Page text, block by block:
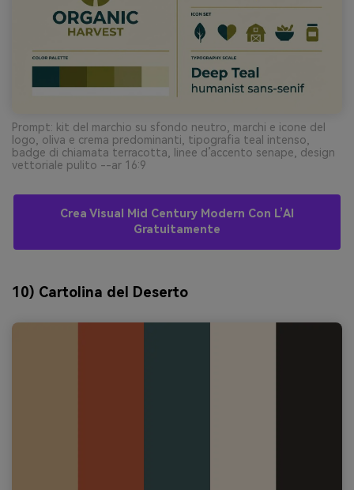
Prompt: kit del marchio su sfondo neutro, marchi e icone del
logo, oliva e crema predominanti, tipografia teal intenso,
badge di chiamata terracotta, linee d’accento senape, design
vettoriale pulito --ar 16:9
Crea Visual Mid Century Modern Con L’AI
Gratuitamente
10) Cartolina del Deserto